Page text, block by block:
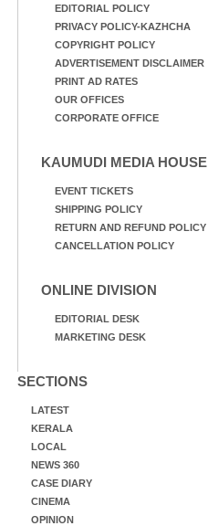
EDITORIAL POLICY
PRIVACY POLICY-KAZHCHA
COPYRIGHT POLICY
ADVERTISEMENT DISCLAIMER
PRINT AD RATES
OUR OFFICES
CORPORATE OFFICE
KAUMUDI MEDIA HOUSE
EVENT TICKETS
SHIPPING POLICY
RETURN AND REFUND POLICY
CANCELLATION POLICY
ONLINE DIVISION
EDITORIAL DESK
MARKETING DESK
SECTIONS
LATEST
KERALA
LOCAL
NEWS 360
CASE DIARY
CINEMA
OPINION